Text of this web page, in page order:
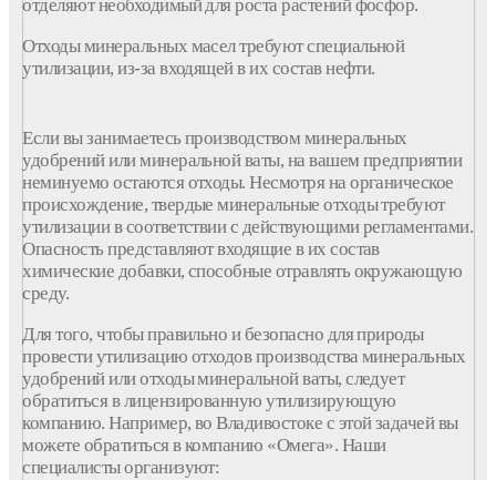
отделяют необходимый для роста растений фосфор.
Отходы минеральных масел требуют специальной
утилизации, из-за входящей в их состав нефти.
Если вы занимаетесь производством минеральных
удобрений или минеральной ваты, на вашем предприятии
неминуемо остаются отходы. Несмотря на органическое
происхождение, твердые минеральные отходы требуют
утилизации в соответствии с действующими регламентами.
Опасность представляют входящие в их состав
химические добавки, способные отравлять окружающую
среду.
Для того, чтобы правильно и безопасно для природы
провести утилизацию отходов производства минеральных
удобрений или отходы минеральной ваты, следует
обратиться в лицензированную утилизирующую
компанию. Например, во Владивостоке с этой задачей вы
можете обратиться в компанию «Омега». Наши
специалисты организуют: